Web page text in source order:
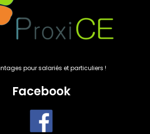
pour salariés et particuliers !
Facebook